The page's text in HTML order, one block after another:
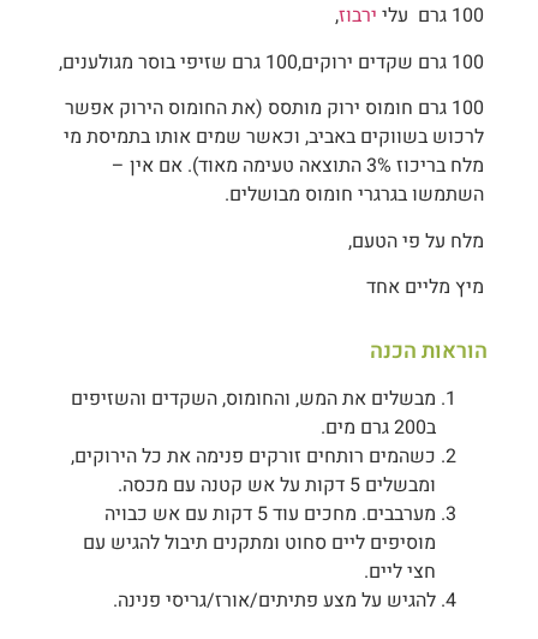
100 גרם עלי
ירבוז,
100 גרם שקדים ירוקים,100 גרם שזיפי בוסר מגולענים,
100 גרם חומוס ירוק מותסס (את החומוס הירוק אפשר
לרכוש בשווקים באביב, וכאשר שמים אותו בתמיסת מי
מלח בריכוז 3% התוצאה טעימה מאוד). אם אין –
השתמשו בגרגרי חומוס מבושלים.
מלח על פי הטעם,
מיץ מליים אחד
הוראות הכנה
מבשלים את המש, והחומוס, השקדים והשזיפים
ב200 גרם מים.
כשהמים רותחים זורקים פנימה את כל הירוקים,
ומבשלים 5 דקות על אש קטנה עם מכסה.
מערבבים. מחכים עוד 5 דקות עם אש כבויה
מוסיפים ליים סחוט ומתקנים תיבול להגיש עם
חצי ליים.
להגיש על מצע פתיתים/אורז/גריסי פנינה.